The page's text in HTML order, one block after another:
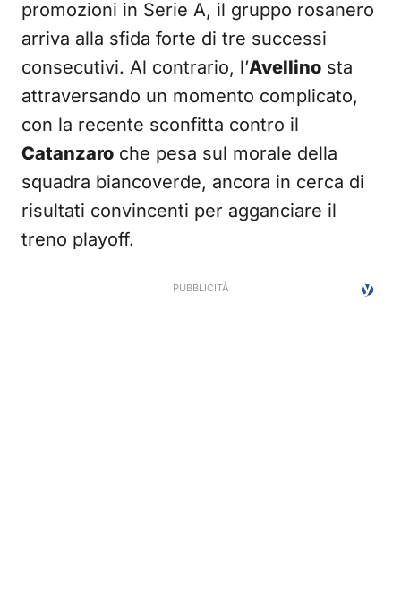
promozioni in Serie A, il gruppo rosanero
arriva alla sfida forte di tre successi
consecutivi. Al contrario, l’Avellino sta
attraversando un momento complicato,
con la recente sconfitta contro il
Catanzaro che pesa sul morale della
squadra biancoverde, ancora in cerca di
risultati convincenti per agganciare il
treno playoff.